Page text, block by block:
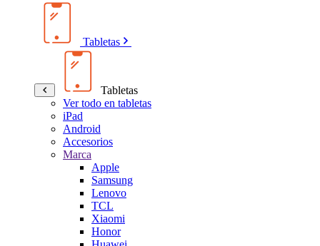
Tabletas
Tabletas
Ver todo en tabletas
iPad
Android
Accesorios
Marca
Apple
Samsung
Lenovo
TCL
Xiaomi
Honor